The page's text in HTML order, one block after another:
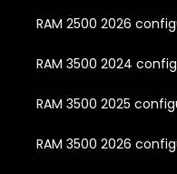
RAM 2500 2026
RAM 3500 2024
RAM 3500 2025
RAM 3500 2026